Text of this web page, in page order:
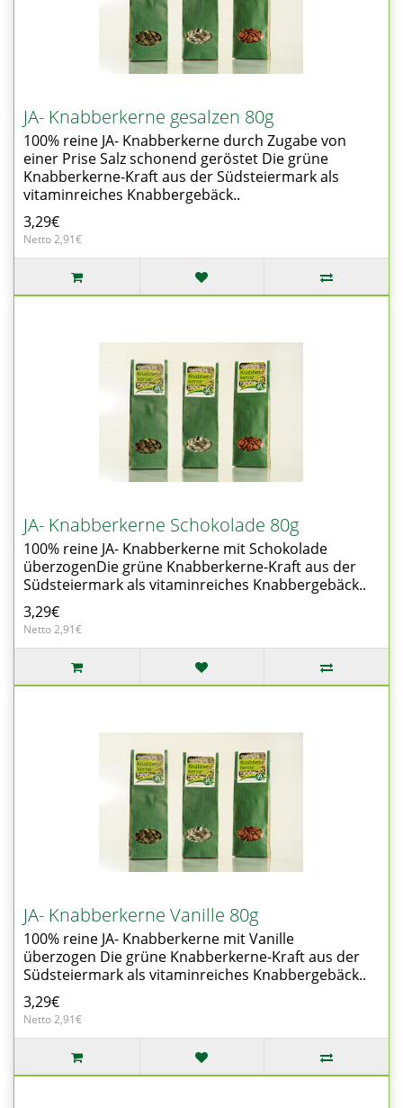
JA- Knabberkerne gesalzen 80g
100% reine JA- Knabberkerne durch Zugabe von
einer Prise Salz schonend geröstet Die grüne
Knabberkerne-Kraft aus der Südsteiermark als
vitaminreiches Knabbergebäck..
3,29€
Netto 2,91€
JA- Knabberkerne Schokolade 80g
100% reine JA- Knabberkerne mit Schokolade
überzogenDie grüne Knabberkerne-Kraft aus der
Südsteiermark als vitaminreiches Knabbergebäck..
3,29€
Netto 2,91€
JA- Knabberkerne Vanille 80g
100% reine JA- Knabberkerne mit Vanille
überzogen Die grüne Knabberkerne-Kraft aus der
Südsteiermark als vitaminreiches Knabbergebäck..
3,29€
Netto 2,91€